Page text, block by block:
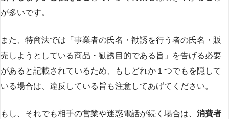
が多いです​​。
また、特商法では「事業者の氏名・勧誘を行う者の氏名・販
売しようとしている商品・勧誘目的である旨」を告げる必要
があると記載されているため、もしどれか１つでもを隠して
いる場合は、違反している旨も注意してあげてください。
もし、それでも相手の営業や迷惑電話が続く場合は、 消費者